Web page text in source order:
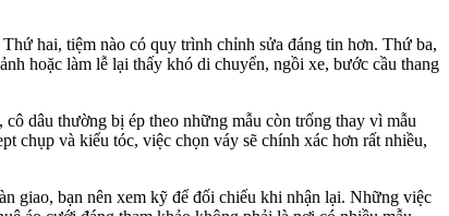
hai, tiệm nào có quy trình chỉnh sửa đáng tin hơn. Thứ ba,
hoặc làm lễ lại thấy khó di chuyển, ngồi xe, bước cầu thang
dâu thường bị ép theo những mẫu còn trống thay vì mẫu
chụp và kiểu tóc, việc chọn váy sẽ chính xác hơn rất nhiều,
giao, bạn nên xem kỹ để đối chiếu khi nhận lại. Những việc